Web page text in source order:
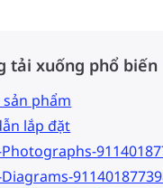
tải xuống phổ biến
sản phẩm
lắp đặt